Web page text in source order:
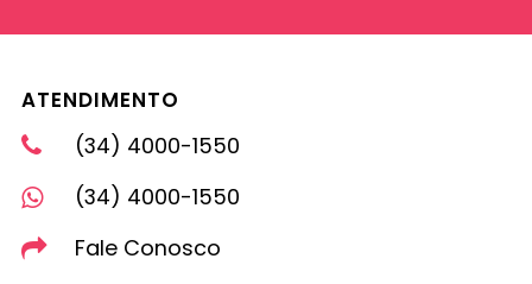
ATENDIMENTO
(34) 4000-1550
(34) 4000-1550
Fale Conosco